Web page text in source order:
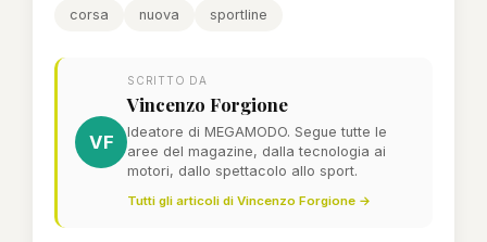
corsa nuova sportline
VF
SCRITTO DA
Vincenzo Forgione
Ideatore di MEGAMODO. Segue tutte le
aree del magazine, dalla tecnologia ai
motori, dallo spettacolo allo sport.
Tutti gli articoli di Vincenzo Forgione →